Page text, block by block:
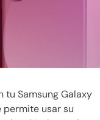
tu Samsung Galaxy
permite usar su